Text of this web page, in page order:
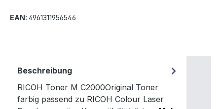
EAN: 4961311956546
Beschreibung
RICOH Toner M C2000Original Toner
farbig passend zu RICOH Colour Laser